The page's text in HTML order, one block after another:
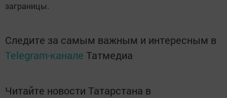
заграницы.
Следите за самым важным и интересным в
Telegram-канале Татмедиа
Читайте новости Татарстана в